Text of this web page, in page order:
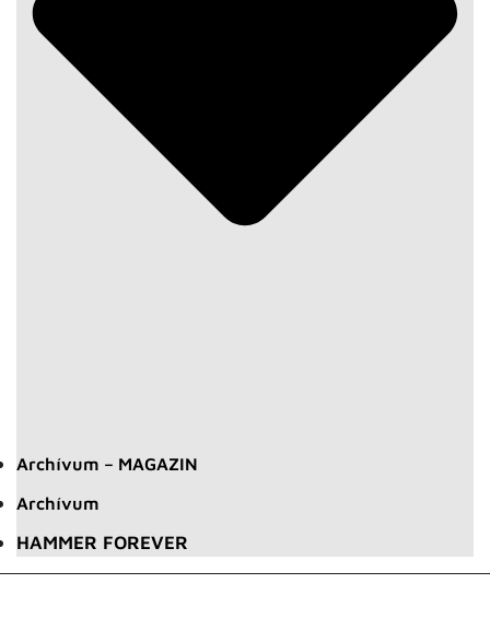
Archívum – MAGAZIN
Archívum
HAMMER FOREVER